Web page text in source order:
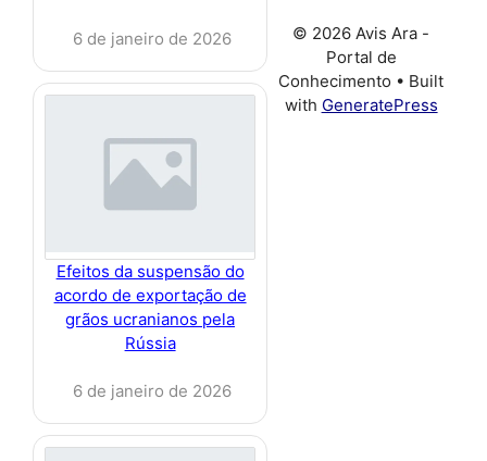
6 de janeiro de 2026
Efeitos da suspensão do
acordo de exportação de
grãos ucranianos pela
Rússia
6 de janeiro de 2026
© 2026 Avis Ara -
Portal de
Conhecimento • Built
with GeneratePress